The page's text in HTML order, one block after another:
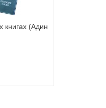
книгах (Адин